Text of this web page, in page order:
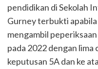
pendidikan di Sekolah
Gurney terbukti
mengambil
pada 2022 dengan
keputusan 5A dan ke